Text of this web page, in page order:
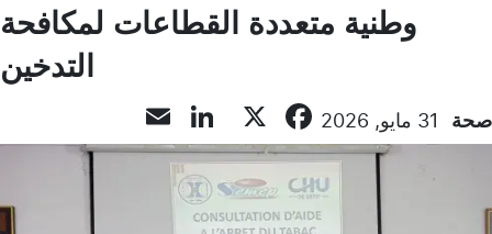
وطنية متعددة القطاعات لمكافحة
التدخين
صحة 31 مايو, 2026 Facebook
LinkedIn